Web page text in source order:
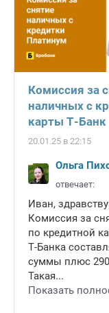
Комиссия за
наличных с
карты Т-
20.01.25 в 22:15
Ольга
отвечает:
Иван,
Комиссия за
по кредитной
Т-Банка
суммы плюс 290
Такая...
Показать